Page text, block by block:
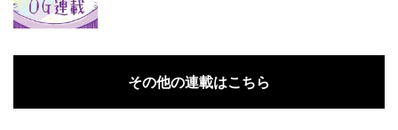
その他の連載はこちら